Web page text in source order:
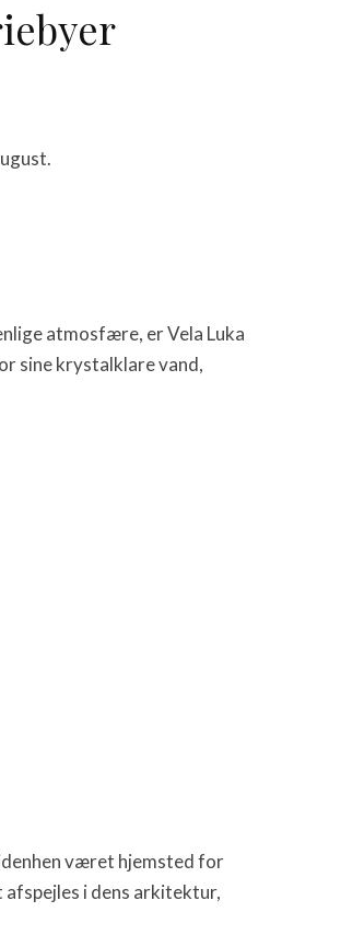
atmosfære, er Vela Luka
sine krystalklare vand,
været hjemsted for
i dens arkitektur,